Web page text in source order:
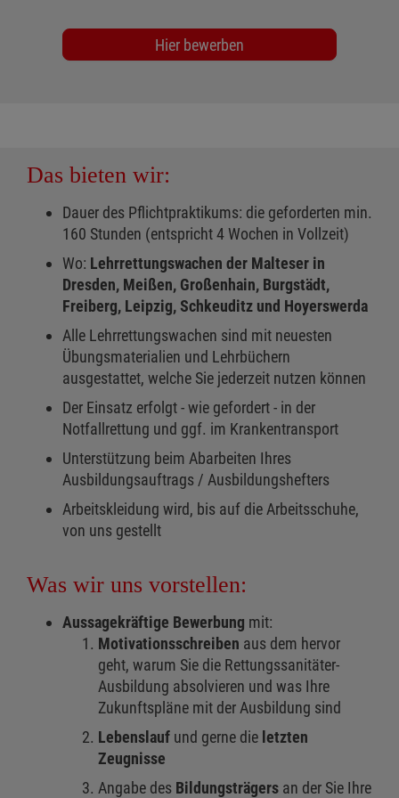
Hier bewerben
Das bieten wir:
Dauer des Pflichtpraktikums: die geforderten min.
160 Stunden (entspricht 4 Wochen in Vollzeit)
Wo: Lehrrettungswachen der Malteser in
Dresden, Meißen, Großenhain, Burgstädt,
Freiberg, Leipzig, Schkeuditz und Hoyerswerda
Alle Lehrrettungswachen sind mit neuesten
Übungsmaterialien und Lehrbüchern
ausgestattet, welche Sie jederzeit nutzen können
Der Einsatz erfolgt - wie gefordert - in der
Notfallrettung und ggf. im Krankentransport
Unterstützung beim Abarbeiten Ihres
Ausbildungsauftrags / Ausbildungshefters
Arbeitskleidung wird, bis auf die Arbeitsschuhe,
von uns gestellt
Was wir uns vorstellen:
Aussagekräftige Bewerbung mit:
Motivationsschreiben aus dem hervor
geht, warum Sie die Rettungssanitäter-
Ausbildung absolvieren und was Ihre
Zukunftspläne mit der Ausbildung sind
Lebenslauf und gerne die letzten
Zeugnisse
Angabe des Bildungsträgers an der Sie Ihre